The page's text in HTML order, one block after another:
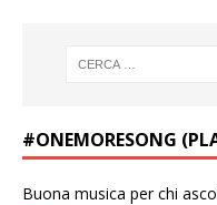
#ONEMORESONG
Buona musica per chi